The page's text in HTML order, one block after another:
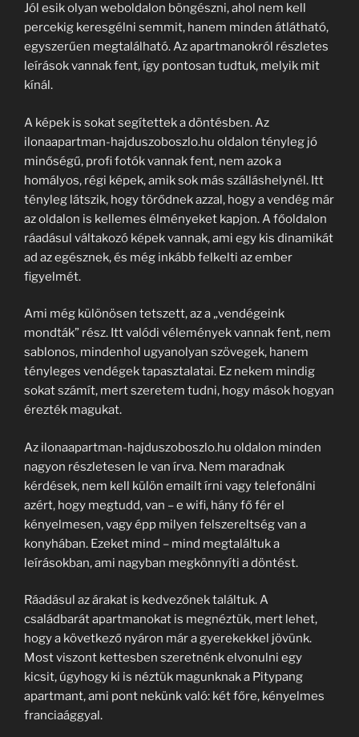
Jól esik olyan weboldalon böngészni, ahol nem kell
percekig keresgélni semmit, hanem minden átlátható,
egyszerűen megtalálható. Az apartmanokról részletes
leírások vannak fent, így pontosan tudtuk, melyik mit
kínál.
A képek is sokat segítettek a döntésben. Az
ilonaapartman-hajduszoboszlo.hu oldalon tényleg jó
minőségű, profi fotók vannak fent, nem azok a
homályos, régi képek, amik sok más szálláshelynél. Itt
tényleg látszik, hogy törődnek azzal, hogy a vendég már
az oldalon is kellemes élményeket kapjon. A főoldalon
ráadásul váltakozó képek vannak, ami egy kis dinamikát
ad az egésznek, és még inkább felkelti az ember
figyelmét.
Ami még különösen tetszett, az a „vendégeink
mondták” rész. Itt valódi vélemények vannak fent, nem
sablonos, mindenhol ugyanolyan szövegek, hanem
tényleges vendégek tapasztalatai. Ez nekem mindig
sokat számít, mert szeretem tudni, hogy mások hogyan
érezték magukat.
Az ilonaapartman-hajduszoboszlo.hu oldalon minden
nagyon részletesen le van írva. Nem maradnak
kérdések, nem kell külön emailt írni vagy telefonálni
azért, hogy megtudd, van – e wifi, hány fő fér el
kényelmesen, vagy épp milyen felszereltség van a
konyhában. Ezeket mind – mind megtaláltuk a
leírásokban, ami nagyban megkönnyíti a döntést.
Ráadásul az árakat is kedvezőnek találtuk. A
családbarát apartmanokat is megnéztük, mert lehet,
hogy a következő nyáron már a gyerekekkel jövünk.
Most viszont kettesben szeretnénk elvonulni egy
kicsit, úgyhogy ki is néztük magunknak a Pitypang
apartmant, ami pont nekünk való: két főre, kényelmes
franciaággyal.